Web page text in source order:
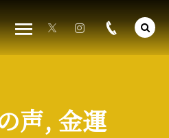
声, 金運